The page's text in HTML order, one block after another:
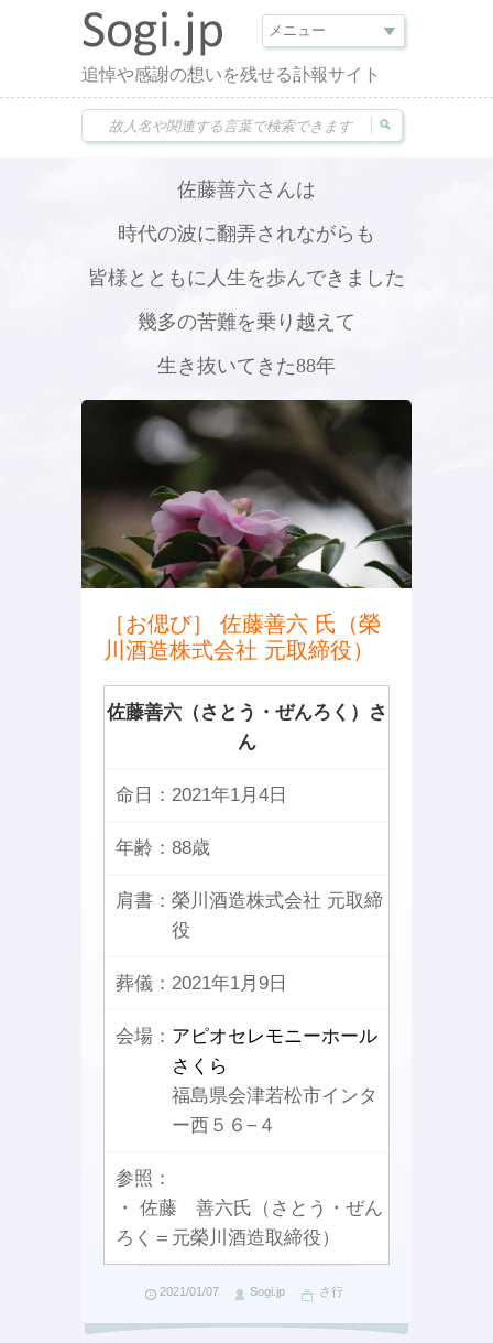
追悼や感謝の想いを残せる訃報サイト
佐藤善六さんは
時代の波に翻弄されながらも
皆様とともに人生を歩んできました
幾多の苦難を乗り越えて
生き抜いてきた88年
［お偲び］ 佐藤善六 氏（榮
川酒造株式会社 元取締役）
佐藤善六（さとう・ぜんろく）さ
ん
命日： 2021年1月4日
年齢： 88歳
肩書： 榮川酒造株式会社 元取締
役
葬儀： 2021年1月9日
会場： アピオセレモニーホール
さくら
福島県会津若松市インタ
ー西５６−４
参照：
・ 佐藤 善六氏（さとう・ぜん
ろく＝元榮川酒造取締役）
2021/01/07 Sogi.jp さ行